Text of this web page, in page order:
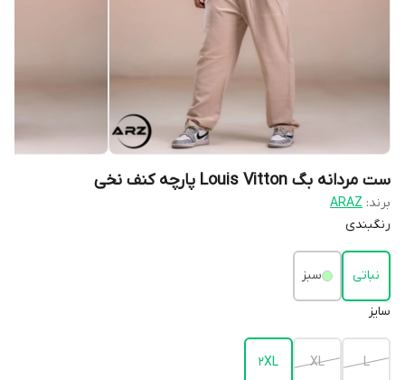
ست مردانه بگ Louis Vitton پارچه کنف نخی
برند: ARAZ
رنگبندی
نباتی سبز
سایز
L
XL
2XL